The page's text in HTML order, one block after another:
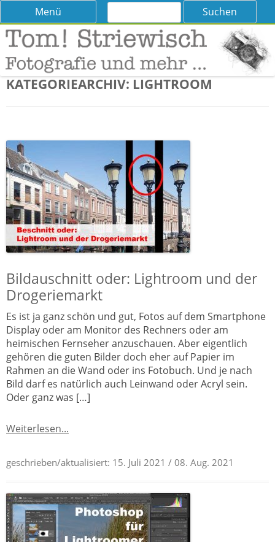
Tom! Striewisch – Fotografieren
lernen
Tipps und Tricks und Meinungen zur Fotografie
Menü
Skip
content
Suchen
KATEGORIEARCHIV: LIGHTROOM
Bildauschnitt oder: Lightroom und der
Drogeriemarkt
Es ist ja ganz schön und gut, Fotos auf dem Smartphone
Display oder am Monitor des Rechners oder am
heimischen Fernseher anzuschauen. Aber eigentlich
gehören die guten Bilder doch eher auf Papier im
Rahmen an die Wand oder ins Fotobuch. Und je nach
Bild darf es natürlich auch Leinwand oder Acryl sein.
Oder ganz was […]
Weiterlesen...
geschrieben/aktualisiert: 15. Juli 2021 / 08. Aug. 2021